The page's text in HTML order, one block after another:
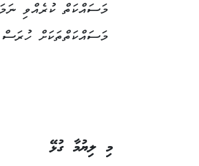
މަސައްކަތް ކުރެއްވި
މަސައްކަތްތަކަށް
މި ލިޔުމާ ގުޅޭ